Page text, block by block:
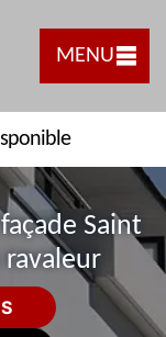
MENU
Saint
ravaleur